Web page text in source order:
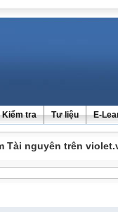
Kiểm tra Tư liệu E-
Tài nguyên trên